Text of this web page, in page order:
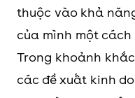
thuộc vào khả
của mình một cách
Trong khoảnh
các đề xuất kinh